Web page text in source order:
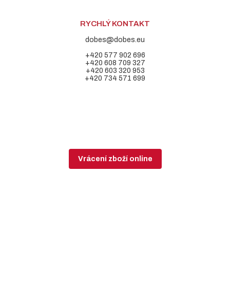
RYCHLÝ KONTAKT
dobes@dobes.eu
+420 577 902 696
+420 608 709 327
+420 603 320 953
+420 734 571 699
Vrácení zboží online